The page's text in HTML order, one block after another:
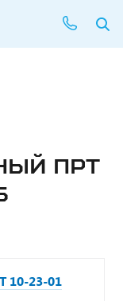
ПРТ
10-23-01